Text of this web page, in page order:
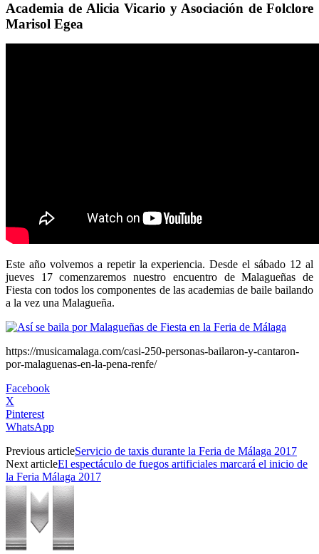
Academia de Alicia Vicario y Asociación de Folclore
Marisol Egea
Este año volvemos a repetir la experiencia. Desde el sábado 12 al
jueves 17 comenzaremos nuestro encuentro de Malagueñas de
Fiesta con todos los componentes de las academias de baile bailando
a la vez una Malagueña.
https://musicamalaga.com/casi-250-personas-bailaron-y-cantaron-
por-malaguenas-en-la-pena-renfe/
Facebook
X
Pinterest
WhatsApp
Previous articleServicio de taxis durante la Feria de Málaga 2017
Next articleEl espectáculo de fuegos artificiales marcará el inicio de
la Feria Málaga 2017